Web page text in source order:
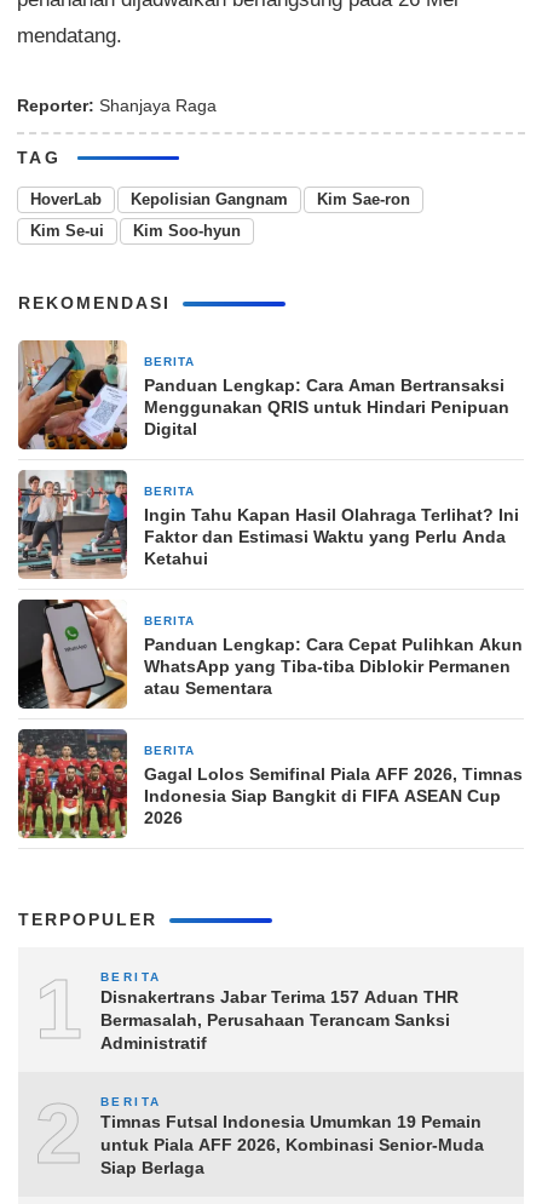
mendatang.
Reporter: Shanjaya Raga
TAG
HoverLab Kepolisian Gangnam
Kim Sae-ron
Kim Se-ui
Kim Soo-hyun
REKOMENDASI
BERITA
Panduan Lengkap: Cara Aman Bertransaksi
Menggunakan QRIS untuk Hindari Penipuan
Digital
BERITA
Ingin Tahu Kapan Hasil Olahraga Terlihat? Ini
Faktor dan Estimasi Waktu yang Perlu Anda
Ketahui
BERITA
Panduan Lengkap: Cara Cepat Pulihkan Akun
WhatsApp yang Tiba-tiba Diblokir Permanen
atau Sementara
BERITA
Gagal Lolos Semifinal Piala AFF 2026, Timnas
Indonesia Siap Bangkit di FIFA ASEAN Cup
2026
TERPOPULER
1 BERITA
Disnakertrans Jabar Terima 157 Aduan THR
Bermasalah, Perusahaan Terancam Sanksi
Administratif
2 BERITA
Timnas Futsal Indonesia Umumkan 19 Pemain
untuk Piala AFF 2026, Kombinasi Senior-Muda
Siap Berlaga